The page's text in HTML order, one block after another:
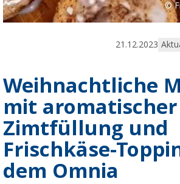
©
21.12.2023
Weihnachtliche
mit aromatischer
Zimtfüllung und
Frischkäse-
dem Omnia